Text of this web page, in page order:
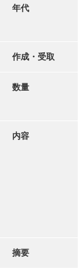
年代
作成・受取
数量
内容
摘要